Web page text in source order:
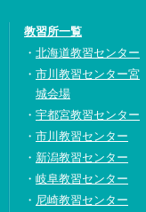
教習所一覧
北海道教習センター
市川教習センター宮
城会場
宇都宮教習センター
市川教習センター
新潟教習センター
岐阜教習センター
尼崎教習センター